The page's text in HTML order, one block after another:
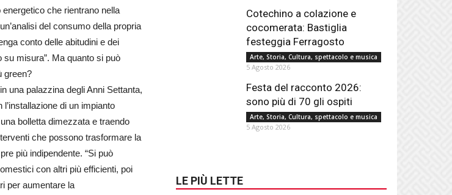
che rientrano nella
del consumo della propria
conto delle abitudini e dei
misura”. Ma quanto si può
green?
una palazzina degli Anni Settanta,
di un impianto
bolletta dimezzata e traendo
che possono trasformare la
più indipendente. “Si può
con altri più efficienti, poi
per aumentare la
Cotechino a colazione e
cocomerata: Bastiglia
festeggia Ferragosto
Arte, Storia, Cultura, spettacolo e musica
5 Agosto 2026
Festa del racconto 2026:
sono più di 70 gli ospiti
Arte, Storia, Cultura, spettacolo e musica
5 Agosto 2026
LE PIÙ LETTE